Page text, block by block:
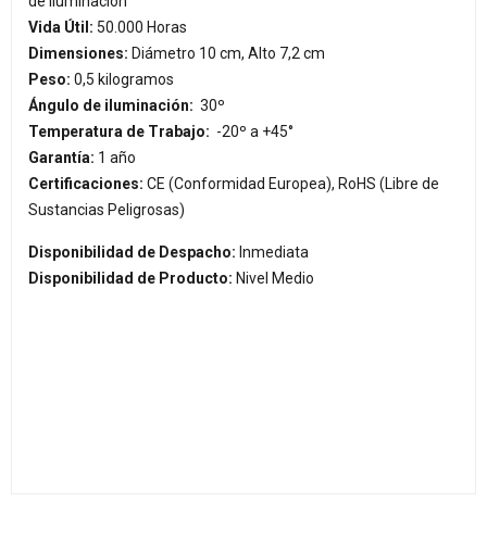
Vida Útil: 50.000 Horas
Dimensiones: Diámetro 10 cm, Alto 7,2 cm
Peso: 0,5 kilogramos
Ángulo de iluminación: 30º
Temperatura de Trabajo: -20º a +45°
Garantía: 1 año
Certificaciones: CE (Conformidad Europea), RoHS (Libre de
Sustancias Peligrosas)
Disponibilidad de Despacho: Inmediata
Disponibilidad de Producto: Nivel Medio